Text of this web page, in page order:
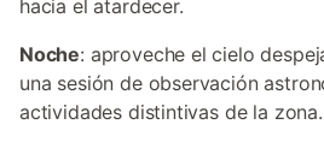
hacia el atardecer.
Noche: aproveche el cielo
una sesión de observación
actividades distintivas de la zona.